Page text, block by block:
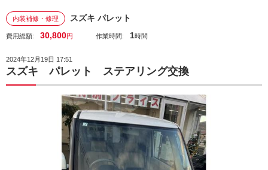
内装補修・修理 スズキ パレット
費用総額: 30,800円 作業時間: 1時間
2024年12月19日 17:51
スズキ パレット ステアリング交換